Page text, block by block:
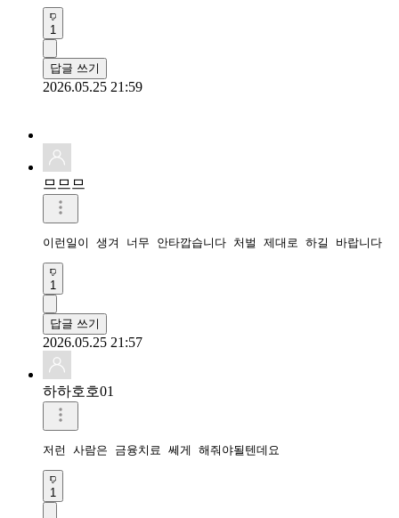
1
답글 쓰기
2026.05.25 21:59
므므므
이런일이 생겨 너무 안타깝습니다 처벌 제대로 하길 바랍니다
1
답글 쓰기
2026.05.25 21:57
하하호호01
저런 사람은 금융치료 쎄게 해줘야될텐데요
1